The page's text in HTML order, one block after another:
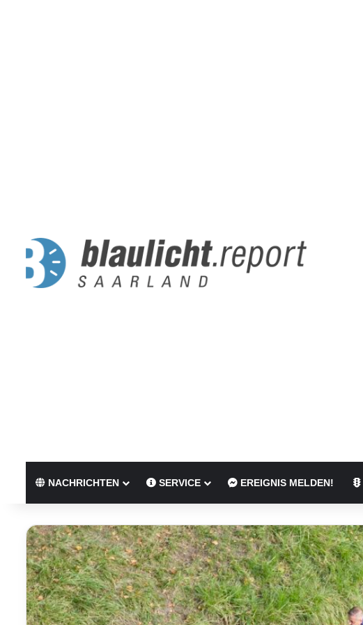
NACHRICHTEN SERVICE EREIGNIS MELDEN!